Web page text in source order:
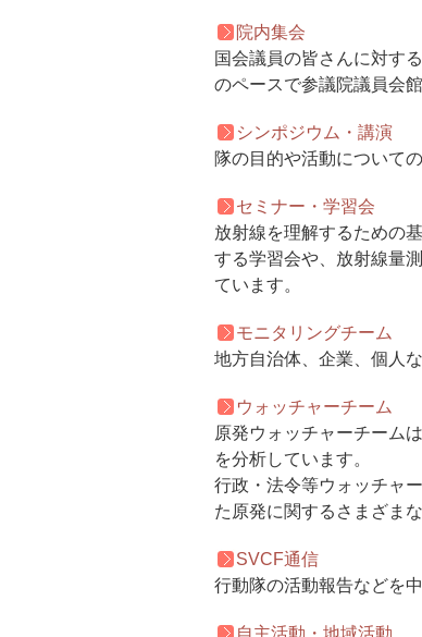
院内集会
国会議員の皆さんに対す
のペースで参議院議員会
シンポジウム・講演
隊の目的や活動について
セミナー・学習会
放射線を理解するための
する学習会や、放射線量
ています。
モニタリングチーム
地方自治体、企業、個人
ウォッチャーチーム
原発ウォッチャーチーム
を分析しています。
行政・法令等ウォッチャ
た原発に関するさまざま
SVCF通信
行動隊の活動報告などを
自主活動・地域活動